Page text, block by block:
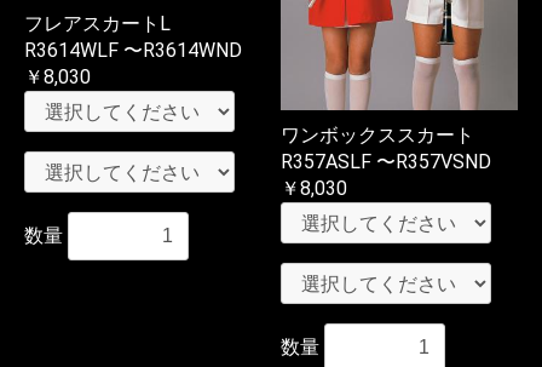
フレアスカートL
R3614WLF 〜R3614WND
￥8,030
数量
ワンボックススカート
R357ASLF 〜R357VSND
￥8,030
数量